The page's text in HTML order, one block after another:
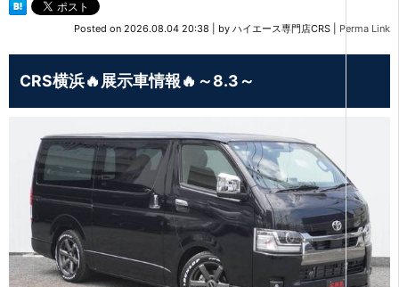
Posted on 2026.08.04 20:38 by ハイエース専門店CRS Perma Link
CRS横浜🔥展示車情報🔥～8.3～